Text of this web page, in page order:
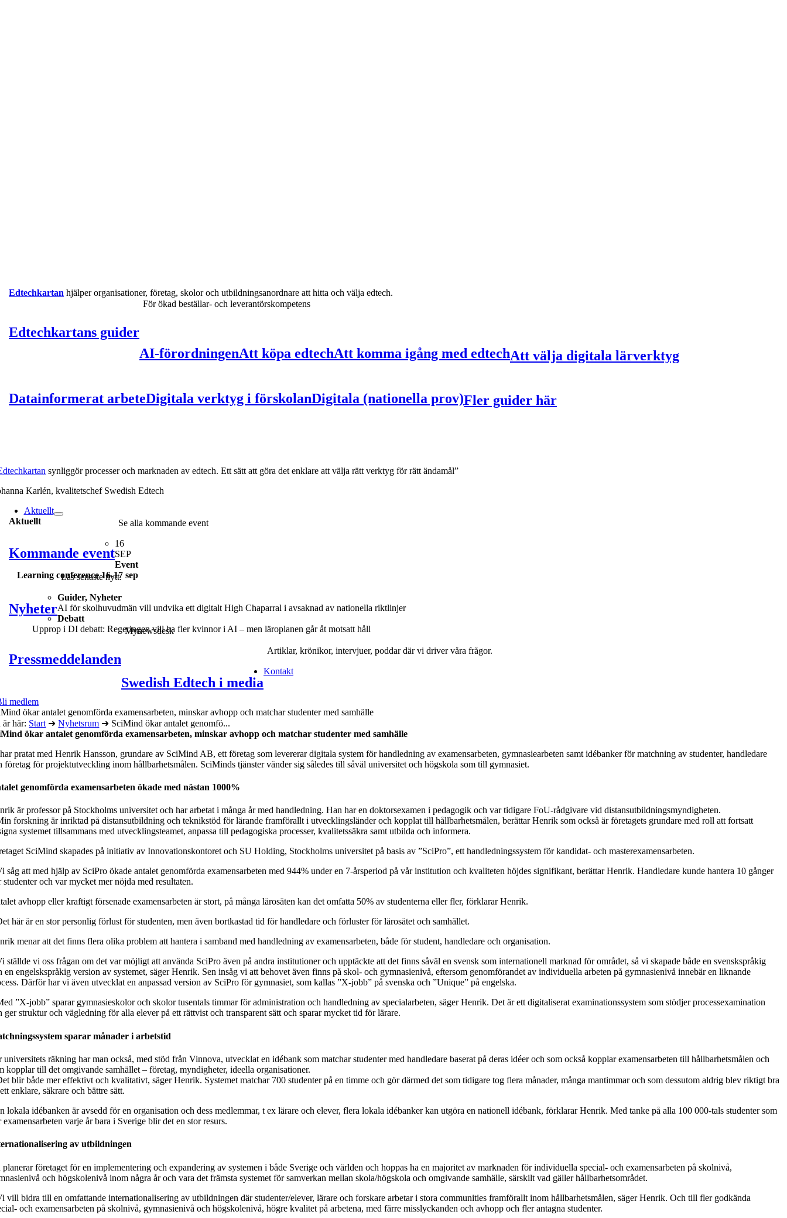
Edtechkartan hjälper organisationer, företag, skolor och utbildningsanordnare att hitta och välja edtech.
Edtechkartans guider
För ökad beställar- och leverantörskompetens
AI-förordningenAtt köpa edtechAtt komma igång med edtechAtt välja digitala lärverktyg
Datainformerat arbeteDigitala verktyg i förskolanDigitala (nationella prov)Fler guider här
synliggör processer och marknaden av edtech. Ett sätt att göra det enklare att välja rätt verktyg för rätt ändamål”
Karlén, kvalitetschef Swedish Edtech
Aktuellt
Aktuellt
Kommande event
Se alla kommande event
16
SEP
Event
Learning conference 16-17 sep
Nyheter
Läs senaste nytt.
Guider, Nyheter
AI för skolhuvudmän vill undvika ett digitalt High Chaparral i avsaknad av nationella riktlinjer
Debatt
Upprop i DI debatt: Regeringen vill ha fler kvinnor i AI – men läroplanen går åt motsatt håll
Pressmeddelanden
Mynewsdesk
Swedish Edtech i media
Artiklar, krönikor, intervjuer, poddar där vi driver våra frågor.
Kontakt
medlem
ökar antalet genomförda examensarbeten, minskar avhopp och matchar studenter med samhälle
är här: Start ➜Nyhetsrum ➜ SciMind ökar antalet genomfö...
ökar antalet genomförda examensarbeten, minskar avhopp och matchar studenter med samhälle
pratat med Henrik Hansson, grundare av SciMind AB, ett företag som levererar digitala system för handledning av examensarbeten, gymnasiearbeten samt idébanker för matchning av studenter, handledare
företag för projektutveckling inom hållbarhetsmålen. SciMinds tjänster vänder sig således till såväl universitet och högskola som till gymnasiet.
genomförda examensarbeten ökade med nästan 1000%
är professor på Stockholms universitet och har arbetat i många år med handledning. Han har en doktorsexamen i pedagogik och var tidigare FoU-rådgivare vid distansutbildningsmyndigheten.
forskning är inriktad på distansutbildning och teknikstöd för lärande framförallt i utvecklingsländer och kopplat till hållbarhetsmålen, berättar Henrik som också är företagets grundare med roll att fortsatt
systemet tillsammans med utvecklingsteamet, anpassa till pedagogiska processer, kvalitetssäkra samt utbilda och informera.
SciMind skapades på initiativ av Innovationskontoret och SU Holding, Stockholms universitet på basis av ”SciPro”, ett handledningssystem för kandidat- och masterexamensarbeten.
såg att med hjälp av SciPro ökade antalet genomförda examensarbeten med 944% under en 7-årsperiod på vår institution och kvaliteten höjdes signifikant, berättar Henrik. Handledare kunde hantera 10 gånger
studenter och var mycket mer nöjda med resultaten.
avhopp eller kraftigt försenade examensarbeten är stort, på många lärosäten kan det omfatta 50% av studenterna eller fler, förklarar Henrik.
här är en stor personlig förlust för studenten, men även bortkastad tid för handledare och förluster för lärosätet och samhället.
menar att det finns flera olika problem att hantera i samband med handledning av examensarbeten, både för student, handledare och organisation.
ställde vi oss frågan om det var möjligt att använda SciPro även på andra institutioner och upptäckte att det finns såväl en svensk som internationell marknad för området, så vi skapade både en svenskspråkig
en engelskspråkig version av systemet, säger Henrik. Sen insåg vi att behovet även finns på skol- och gymnasienivå, eftersom genomförandet av individuella arbeten på gymnasienivå innebär en liknande
Därför har vi även utvecklat en anpassad version av SciPro för gymnasiet, som kallas ”X-jobb” på svenska och ”Unique” på engelska.
”X-jobb” sparar gymnasieskolor och skolor tusentals timmar för administration och handledning av specialarbeten, säger Henrik. Det är ett digitaliserat examinationssystem som stödjer processexamination
ger struktur och vägledning för alla elever på ett rättvist och transparent sätt och sparar mycket tid för lärare.
sparar månader i arbetstid
universitets räkning har man också, med stöd från Vinnova, utvecklat en idébank som matchar studenter med handledare baserat på deras idéer och som också kopplar examensarbeten till hållbarhetsmålen och
kopplar till det omgivande samhället – företag, myndigheter, ideella organisationer.
blir både mer effektivt och kvalitativt, säger Henrik. Systemet matchar 700 studenter på en timme och gör därmed det som tidigare tog flera månader, många mantimmar och som dessutom aldrig blev riktigt bra
enklare, säkrare och bättre sätt.
lokala idébanken är avsedd för en organisation och dess medlemmar, t ex lärare och elever, flera lokala idébanker kan utgöra en nationell idébank, förklarar Henrik. Med tanke på alla 100 000-tals studenter som
examensarbeten varje år bara i Sverige blir det en stor resurs.
av utbildningen
planerar företaget för en implementering och expandering av systemen i både Sverige och världen och hoppas ha en majoritet av marknaden för individuella special- och examensarbeten på skolnivå,
och högskolenivå inom några år och vara det främsta systemet för samverkan mellan skola/högskola och omgivande samhälle, särskilt vad gäller hållbarhetsområdet.
vill bidra till en omfattande internationalisering av utbildningen där studenter/elever, lärare och forskare arbetar i stora communities framförallt inom hållbarhetsmålen, säger Henrik. Och till fler godkända
och examensarbeten på skolnivå, gymnasienivå och högskolenivå, högre kvalitet på arbetena, med färre misslyckanden och avhopp och fler antagna studenter.